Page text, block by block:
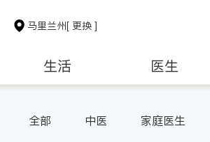
马里兰州[ 更换 ]
生活 医生
全部 中医
家庭医生